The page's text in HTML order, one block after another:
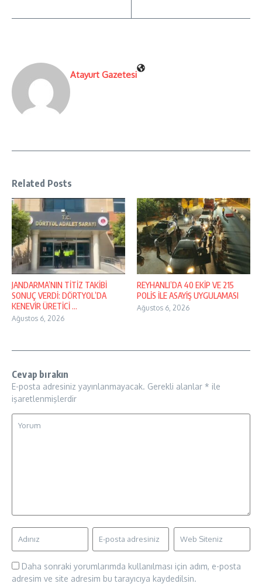
Atayurt Gazetesi
Related Posts
JANDARMA’NIN TİTİZ TAKİBİ
SONUÇ VERDİ: DÖRTYOL’DA
KENEVİR ÜRETİCİ ...
Ağustos 6, 2026
REYHANLI’DA 40 EKİP VE 215
POLİS İLE ASAYİŞ UYGULAMASI
Ağustos 6, 2026
Cevap bırakın
E-posta adresiniz yayınlanmayacak. Gerekli alanlar * ile
işaretlenmişlerdir
Daha sonraki yorumlarımda kullanılması için adım, e-posta
adresim ve site adresim bu tarayıcıya kaydedilsin.